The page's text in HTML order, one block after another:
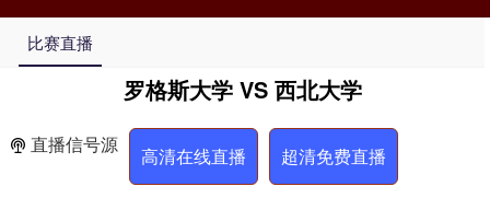
比赛直播
罗格斯大学 VS 西北大学
直播信号源 高清在线直播 超清免费直播